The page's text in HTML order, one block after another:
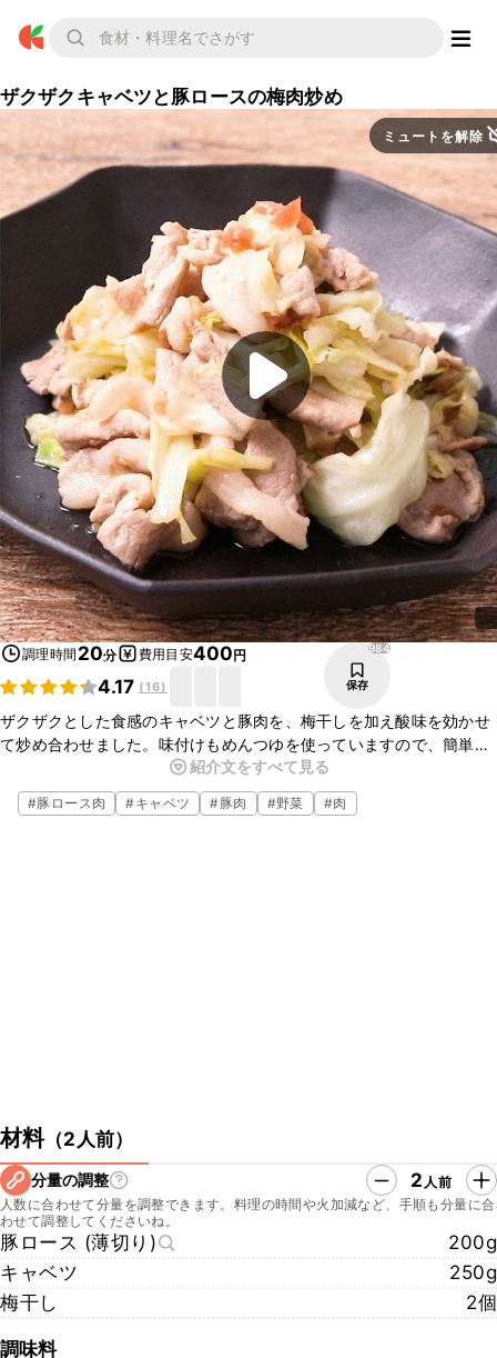
ザクザクキャベツと豚ロースの梅肉炒め
ミュートを解除
調理時間 20分 費用目安400円
4.17 (16)
984
保存
ザクザクとした食感のキャベツと豚肉を、梅干しを加え酸味を効かせ
て炒め合わせました。味付けもめんつゆを使っていますので、簡単に
作ることができますよ。しっかりした味付けですので、白いごはんに
もよく合います。
紹介文をすべて見る
#豚ロース肉 #キャベツ #豚肉 #野菜 #肉
材料（2人前）
分量の調整 2 人前
人数に合わせて分量を調整できます。料理の時間や火加減など、手順も分量に合
わせて調整してくださいね。
豚ロース (薄切り)
200g
キャベツ
250g
梅干し
2個
調味料